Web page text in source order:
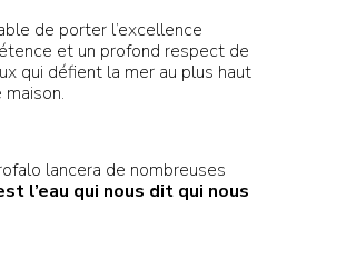
de porter l’excellence
et un profond respect de
qui défient la mer au plus haut
lancera de nombreuses
l’eau qui nous dit qui nous